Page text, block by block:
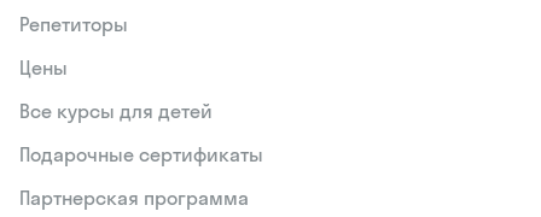
Репетиторы
Цены
Все курсы для детей
Подарочные сертификаты
Партнерская программа